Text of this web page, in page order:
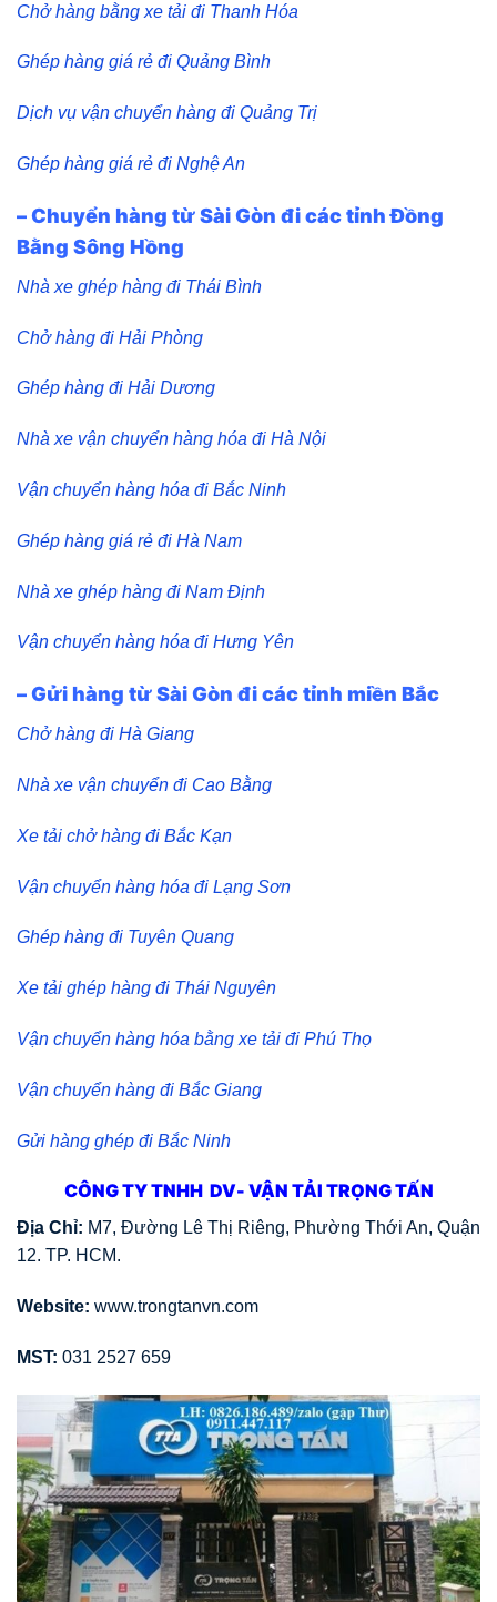
Chở hàng bằng xe tải đi Thanh Hóa
Ghép hàng giá rẻ đi Quảng Bình
Dịch vụ vận chuyển hàng đi Quảng Trị
Ghép hàng giá rẻ đi Nghệ An
– Chuyển hàng từ Sài Gòn đi các tỉnh Đồng
Bằng Sông Hồng
Nhà xe ghép hàng đi Thái Bình
Chở hàng đi Hải Phòng
Ghép hàng đi Hải Dương
Nhà xe vận chuyển hàng hóa đi Hà Nội
Vận chuyển hàng hóa đi Bắc Ninh
Ghép hàng giá rẻ đi Hà Nam
Nhà xe ghép hàng đi Nam Định
Vận chuyển hàng hóa đi Hưng Yên
– Gửi hàng từ Sài Gòn đi các tỉnh miền Bắc
Chở hàng đi Hà Giang
Nhà xe vận chuyển đi Cao Bằng
Xe tải chở hàng đi Bắc Kạn
Vận chuyển hàng hóa đi Lạng Sơn
Ghép hàng đi Tuyên Quang
Xe tải ghép hàng đi Thái Nguyên
Vận chuyển hàng hóa bằng xe tải đi Phú Thọ
Vận chuyển hàng đi Bắc Giang
Gửi hàng ghép đi Bắc Ninh
CÔNG TY TNHH DV- VẬN TẢI TRỌNG TẤN
Địa Chỉ: M7, Đường Lê Thị Riêng, Phường Thới An, Quận
12. TP. HCM.
Website: www.trongtanvn.com
MST: 031 2527 659